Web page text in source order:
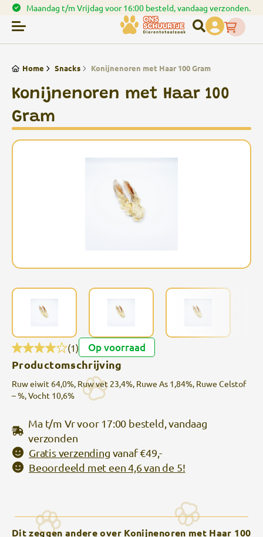
Spaar punten bij uw bestellingen
Home Snacks Konijnenoren met Haar 100 Gram
Konijnenoren met Haar 100
Gram
(1)
Op voorraad
Productomschrijving
Ruw eiwit 64,0%, Ruw vet 23,4%, Ruwe As 1,84%, Ruwe Celstof
– %, Vocht 10,6%
Ma t/m Vr voor 17:00 besteld, vandaag
verzonden
Gratis verzending vanaf €49,-
Beoordeeld met een 4,6 van de 5!
Dit zeggen andere over Konijnenoren met Haar 100